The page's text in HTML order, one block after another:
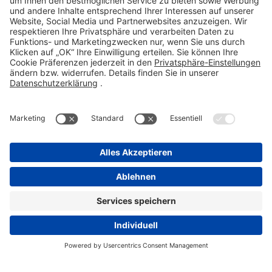
STADA Consumer Health &
STADAPHARM GmbH
Stadastraße 2-18
61118 Bad Vilbel
Telefon 06101 603-0
Compliance Reporting Portal ⧉
FOLGEN SIE UNS
Pflichtangaben